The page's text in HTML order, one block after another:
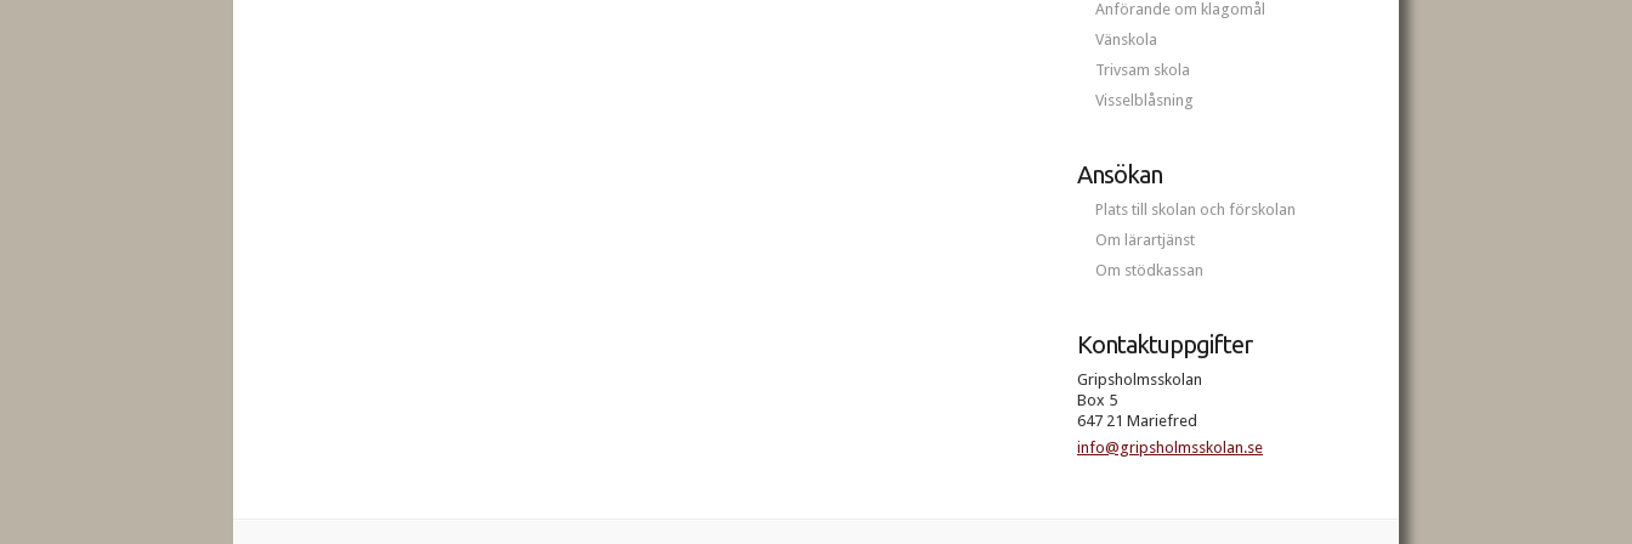
Anförande om klagomål
Vänskola
Trivsam skola
Visselblåsning
Ansökan
Plats till skolan och förskolan
Om lärartjänst
Om stödkassan
Kontaktuppgifter
Gripsholmsskolan
Box 5
647 21 Mariefred
info@gripsholmsskolan.se